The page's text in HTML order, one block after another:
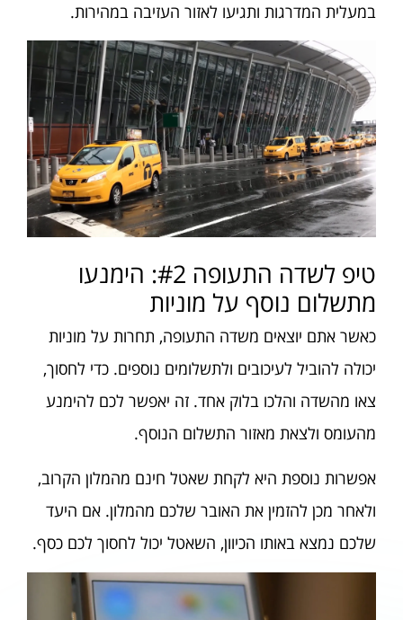
במעלית המדרגות ותגיעו לאזור העזיבה במהירות.
טיפ לשדה התעופה #2: הימנעו
מתשלום נוסף על מוניות
כאשר אתם יוצאים משדה התעופה, תחרות על מוניות
יכולה להוביל לעיכובים ולתשלומים נוספים. כדי לחסוך,
צאו מהשדה והלכו בלוק אחד. זה יאפשר לכם להימנע
מהעומס ולצאת מאזור התשלום הנוסף.
אפשרות נוספת היא לקחת שאטל חינם מהמלון הקרוב,
ולאחר מכן להזמין את האובר שלכם מהמלון. אם היעד
שלכם נמצא באותו הכיוון, השאטל יכול לחסוך לכם כסף.